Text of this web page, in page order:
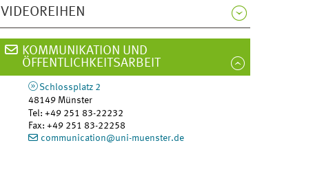
VIDEOREIHEN
KOMMUNIKATION UND
ÖFFENTLICHKEITSARBEIT
Schlossplatz 2
48149 Münster
Tel:+49 251 83-22232
Fax:+49 251 83-22258
communication@uni-muenster.de